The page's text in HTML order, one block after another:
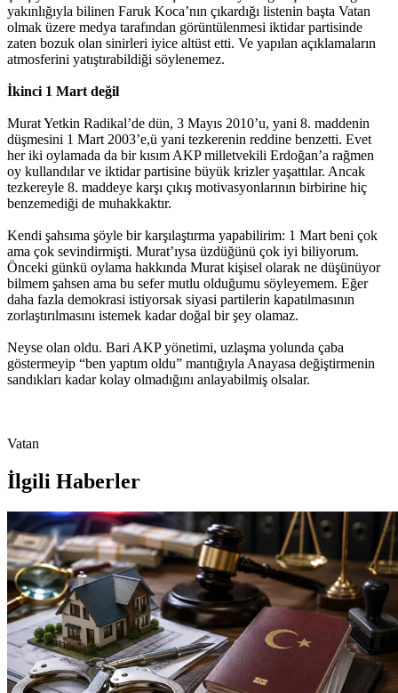
yakınlığıyla bilinen Faruk Koca’nın çıkardığı listenin başta Vatan
olmak üzere medya tarafından görüntülenmesi iktidar partisinde
zaten bozuk olan sinirleri iyice altüst etti. Ve yapılan açıklamaların
atmosferini yatıştırabildiği söylenemez.
İkinci 1 Mart değil
Murat Yetkin Radikal’de dün, 3 Mayıs 2010’u, yani 8. maddenin
düşmesini 1 Mart 2003’e,ü yani tezkerenin reddine benzetti. Evet
her iki oylamada da bir kısım AKP milletvekili Erdoğan’a rağmen
oy kullandılar ve iktidar partisine büyük krizler yaşattılar. Ancak
tezkereyle 8. maddeye karşı çıkış motivasyonlarının birbirine hiç
benzemediği de muhakkaktır.
Kendi şahsıma şöyle bir karşılaştırma yapabilirim: 1 Mart beni çok
ama çok sevindirmişti. Murat’ıysa üzdüğünü çok iyi biliyorum.
Önceki günkü oylama hakkında Murat kişisel olarak ne düşünüyor
bilmem şahsen ama bu sefer mutlu olduğumu söyleyemem. Eğer
daha fazla demokrasi istiyorsak siyasi partilerin kapatılmasının
zorlaştırılmasını istemek kadar doğal bir şey olamaz.
Neyse olan oldu. Bari AKP yönetimi, uzlaşma yolunda çaba
göstermeyip “ben yaptım oldu” mantığıyla Anayasa değiştirmenin
sandıkları kadar kolay olmadığını anlayabilmiş olsalar.
Vatan
İlgili Haberler